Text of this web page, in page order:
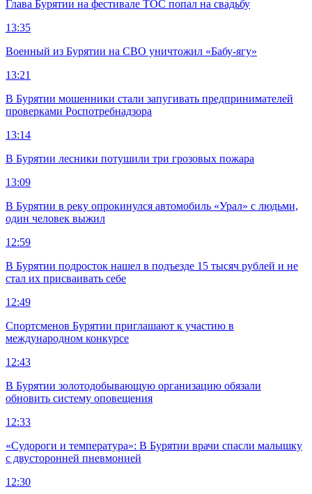
Глава Бурятии на фестивале ТОС попал на свадьбу
13:35
Военный из Бурятии на СВО уничтожил «Бабу-ягу»
13:21
В Бурятии мошенники стали запугивать предпринимателей
проверками Роспотребнадзора
13:14
В Бурятии лесники потушили три грозовых пожара
13:09
В Бурятии в реку опрокинулся автомобиль «Урал» с людьми,
один человек выжил
12:59
В Бурятии подросток нашел в подъезде 15 тысяч рублей и не
стал их присваивать себе
12:49
Спортсменов Бурятии приглашают к участию в
международном конкурсе
12:43
В Бурятии золотодобывающую организацию обязали
обновить систему оповещения
12:33
«Судороги и температура»: В Бурятии врачи спасли малышку
с двусторонней пневмонией
12:30